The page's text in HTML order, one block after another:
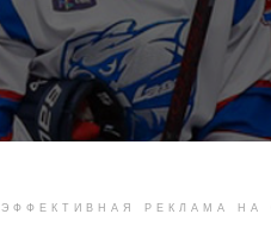
ЭФФЕКТИВНАЯ РЕКЛАМА НА